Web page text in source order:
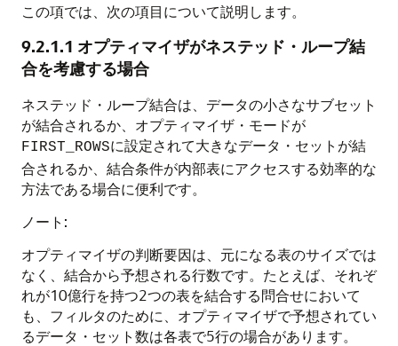
この項では、次の項目について説明します。
9.2.1.1 オプティマイザがネステッド・ループ結
合を考慮する場合
ネステッド・ループ結合は、データの小さなサブセット
が結合されるか、オプティマイザ・モードが
FIRST_ROWSに設定されて大きなデータ・セットが結
合されるか、結合条件が内部表にアクセスする効率的な
方法である場合に便利です。
ノート:
オプティマイザの判断要因は、元になる表のサイズでは
なく、結合から予想される行数です。たとえば、それぞ
れが10億行を持つ2つの表を結合する問合せにおいて
も、フィルタのために、オプティマイザで予想されてい
るデータ・セット数は各表で5行の場合があります。